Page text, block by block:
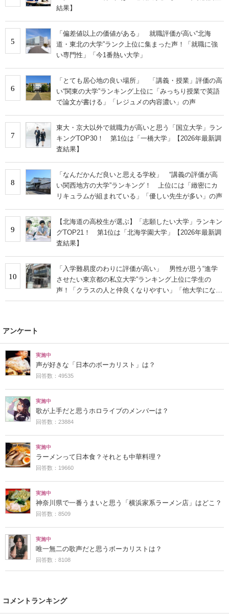
結果】
5
「偏差値以上の価値がある」 就職評価が高い“北海
道・東北の大学”ランク上位に集まった声！「就職に強
い専門性」「今1番熱い大学」
6
「とても居心地の良い場所」 「講義・授業」評価の高
い“関東の大学”ランキング上位に「みっちり授業で英語
で論文が書ける」「レジュメの内容濃い」の声
7
東大・京大以外で就職力が高いと思う「国立大学」ラン
キングTOP30！ 第1位は「一橋大学」【2026年最新調
査結果】
8
「なんだかんだ良いと思える学校」 “講義の評価が高
い関西地方の大学”ランキング！ 上位には「緻密にカ
リキュラムが組まれている」「優しい先生が多い」の声
9
【北海道の高校生が選ぶ】「志願したい大学」ランキン
グTOP21！ 第1位は「北海学園大学」【2026年最新調
査結果】
10
「入学難易度のわりに評価が高い」 男性が思う“進学
させたい東京都の私立大学”ランキング上位に学生の
声！「クラスの人と仲良くなりやすい」「他大学にない
学科も」
アンケート
実施中
声が好きな「日本のボーカリスト」は？
回答数：49535
実施中
歌が上手だと思うホロライブのメンバーは？
回答数：23884
実施中
ラーメンって日本食？それとも中華料理？
回答数：19660
実施中
神奈川県で一番うまいと思う「横浜家系ラーメン店」はどこ？
回答数：8509
実施中
唯一無二の歌声だと思うボーカリストは？
回答数：8108
コメントランキング